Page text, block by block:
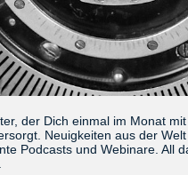
der Dich einmal im Monat
Neuigkeiten aus der
Podcasts und Webinare. All